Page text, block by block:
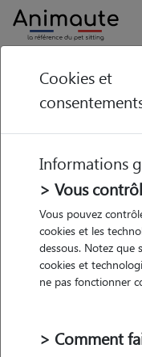
Animaute Auvergne-
Arrondissement
• 33 ans
Garde
chez le Pet Sitter
Cookies et
Informations
> Vous
Vous pouvez
cookies et les
dessous. Notez que
cookies et
ne pas fonctionner
> Comment